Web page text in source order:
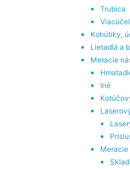
Trubica
Kohútiky,
Lietadlá a
Meracie
Iné
Meracie